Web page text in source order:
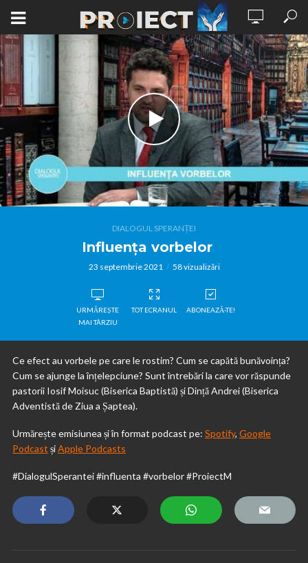
DIALOGUL SPERANȚEI
Influența vorbelor
23 septembrie 2021 58 vizualizări
URMĂREȘTE
MAI TÂRZIU
TOT ECRANUL ABONEAZĂ-TE!
Ce efect au vorbele pe care le rostim? Cum se capătă bunăvoința?
Cum se ajunge la înțelepciune? Sunt întrebări la care vor răspunde
pastorii Iosif Moisuc (Biserica Baptistă) și Dință Andrei (Biserica
Adventistă de Ziua a Șaptea).
Urmărește emisiunea și în format podcast pe: Spotify, Google
Podcast șiApple Podcasts
#DialogulSperantei #influenta #vorbelor #ProiectM